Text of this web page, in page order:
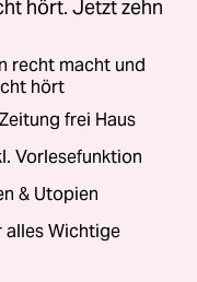
hört. Jetzt zehn
recht macht und
hört
frei Haus
Vorlesefunktion
& Utopien
alles Wichtige